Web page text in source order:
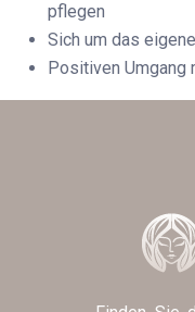
pflegen
Sich um das
Positiven Umgang